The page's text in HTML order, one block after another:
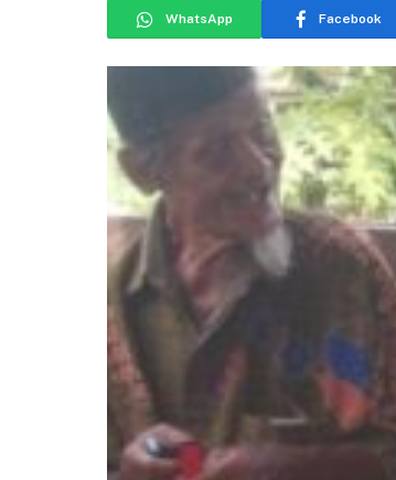
WhatsApp Facebook